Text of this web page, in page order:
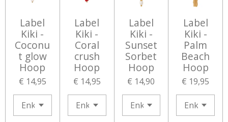
Label
Kiki -
Coconu
t glow
Hoop
€ 14,95
Label
Kiki -
Coral
crush
Hoop
€ 14,95
Label
Kiki -
Sunset
Sorbet
Hoop
€ 14,90
Label
Kiki -
Palm
Beach
Hoop
€ 19,95